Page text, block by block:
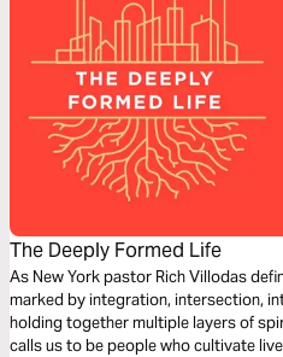
The Deeply Formed Life
As New York pastor Rich Villodas
marked by integration, intersection,
holding together multiple layers of
calls us to be people who cultivate